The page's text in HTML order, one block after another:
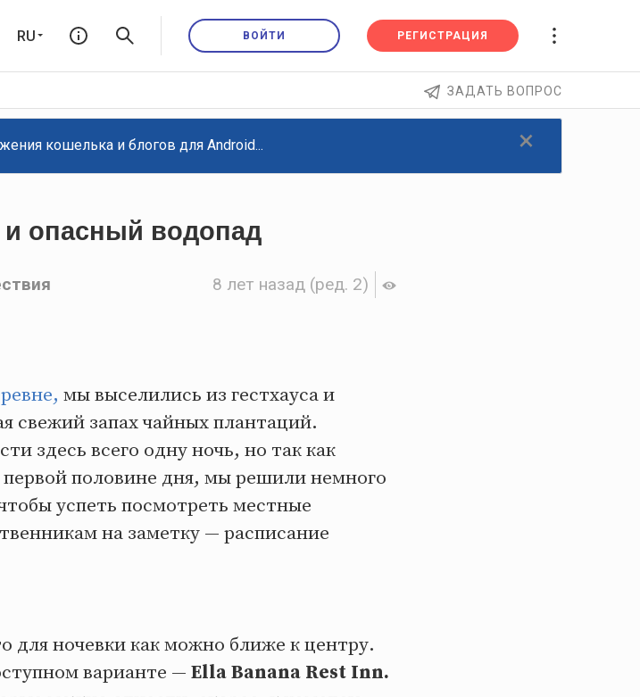
RU ВОЙТИ РЕГИСТРАЦИЯ
ЗАДАТЬ ВОПРОС
×
кошелька и блогов для Android...
опасный водопад
8 лет назад (ред. 2)
мы выселились из гестхауса и
свежий запах чайных плантаций.
здесь всего одну ночь, но так как
половине дня, мы решили немного
успеть посмотреть местные
на заметку — расписание
для ночевки как можно ближе к центру.
варианте — Ella Banana Rest Inn.